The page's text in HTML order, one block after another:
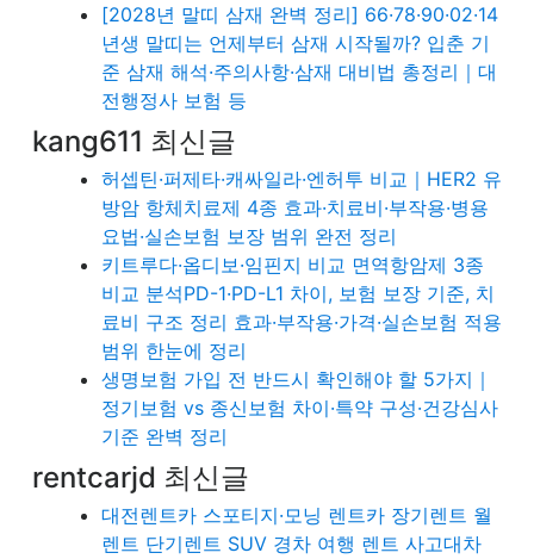
[2028년 말띠 삼재 완벽 정리] 66·78·90·02·14
년생 말띠는 언제부터 삼재 시작될까? 입춘 기
준 삼재 해석·주의사항·삼재 대비법 총정리｜대
전행정사 보험 등
kang611 최신글
허셉틴·퍼제타·캐싸일라·엔허투 비교｜HER2 유
방암 항체치료제 4종 효과·치료비·부작용·병용
요법·실손보험 보장 범위 완전 정리
키트루다·옵디보·임핀지 비교 면역항암제 3종
비교 분석PD-1·PD-L1 차이, 보험 보장 기준, 치
료비 구조 정리 효과·부작용·가격·실손보험 적용
범위 한눈에 정리
생명보험 가입 전 반드시 확인해야 할 5가지｜
정기보험 vs 종신보험 차이·특약 구성·건강심사
기준 완벽 정리
rentcarjd 최신글
대전렌트카 스포티지·모닝 렌트카 장기렌트 월
렌트 단기렌트 SUV 경차 여행 렌트 사고대차